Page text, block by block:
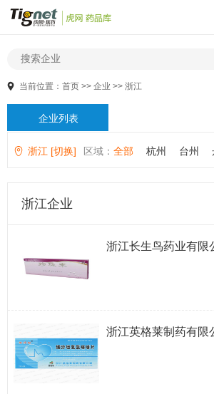
当前位置： 首页 >> 企业 >> 浙江
企业列表
浙江 [切换] 区域： 全部 杭州 台州
浙江企业
浙江长生鸟药业有限
浙江英格莱制药有限